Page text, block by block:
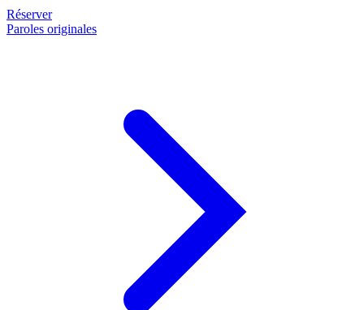
Réserver
Paroles originales